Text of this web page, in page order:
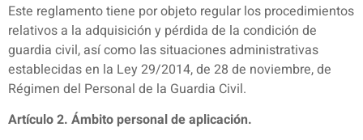
Este reglamento tiene por objeto regular los procedimientos
relativos a la adquisición y pérdida de la condición de
guardia civil, así como las situaciones administrativas
establecidas en la Ley 29/2014, de 28 de noviembre, de
Régimen del Personal de la Guardia Civil.
Artículo 2. Ámbito personal de aplicación.